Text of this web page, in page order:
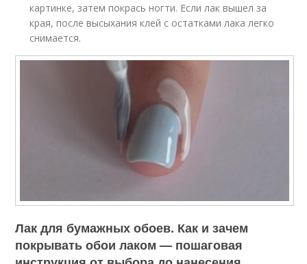
картинке, затем покрась ногти. Если лак вышел за
края, после высыхания клей с остатками лака легко
снимается.
Лак для бумажных обоев. Как и зачем
покрывать обои лаком — пошаговая